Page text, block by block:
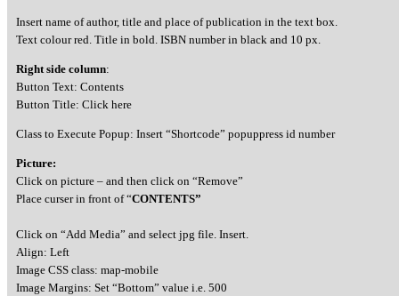
Insert name of author, title and place of publication in the text box.
Text colour red. Title in bold. ISBN number in black and 10 px.
Right side column:
Button Text: Contents
Button Title: Click here
Class to Execute Popup: Insert “Shortcode” popuppress id number
Picture:
Click on picture – and then click on “Remove”
Place curser in front of “CONTENTS”
Click on “Add Media” and select jpg file. Insert.
Align: Left
Image CSS class: map-mobile
Image Margins: Set “Bottom” value i.e. 500